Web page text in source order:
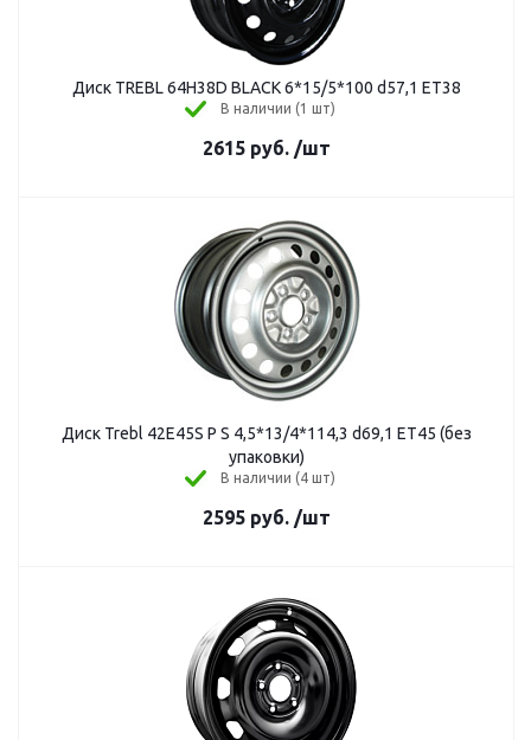
Диск TREBL 64H38D BLACK 6*15/5*100 d57,1 ЕТ38
В наличии (1 шт)
2615 руб. /шт
Диск Trebl 42E45S P S 4,5*13/4*114,3 d69,1 ЕТ45 (без
упаковки)
В наличии (4 шт)
2595 руб. /шт